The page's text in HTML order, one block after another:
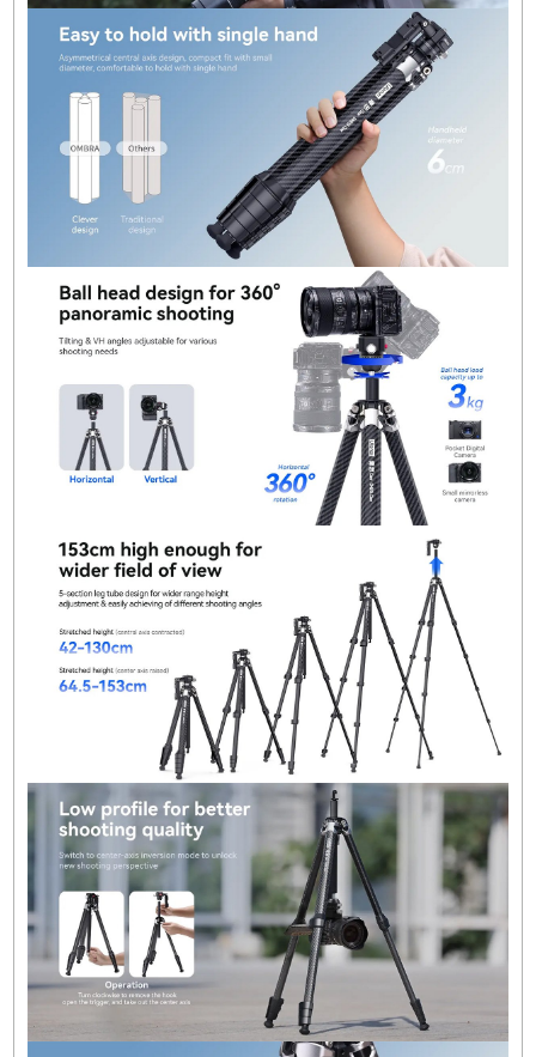
taşınabilirliği, hızlı montaj özelliği ve geniş
yükseklik ayarlarıyla hem pratik hem de çok
bir ekipman arayanlar için ideal bir üründür. Bu
tripod, mobil cihazlar, DSLR kameralar, video
kameralar ve teleprompter aksesuarları ile
olarak geniş bir kullanım yelpazesi sunar.